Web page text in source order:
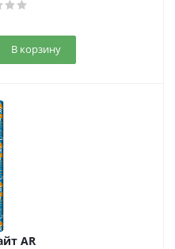
В корзину
AR